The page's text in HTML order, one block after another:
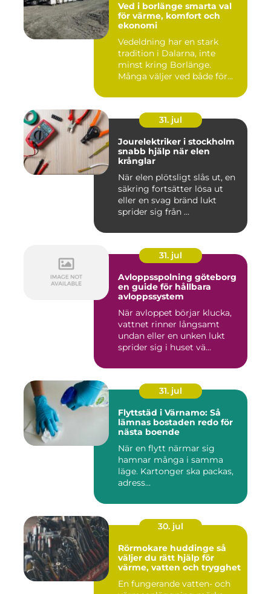
Ved i borlänge smarta val
för värme, komfort och
ekonomi
Vedeldning har en stark
tradition i Dalarna, inte
minst kring Borlänge.
Många väljer ved både för
31. jul
Jourelektriker i stockholm
snabb hjälp när elen
krånglar
När elen plötsligt slås ut, en
säkring fortsätter lösa ut
eller en svag bränd lukt
sprider sig från ...
31. jul
Avloppsspolning göteborg
en guide för hållbara
avloppssystem
När avloppet börjar klucka,
vattnet rinner långsamt
undan eller en unken lukt
sprider sig i huset vä...
31. jul
Flyttstäd i Värnamo: Så
lämnas bostaden redo för
nästa boende
När en flytt närmar sig
hamnar många i samma
läge. Kartonger ska packas,
adress...
30. jul
Rörmokare huddinge så
väljer du rätt hjälp för
värme, vatten och trygghet
En fungerande vatten- och